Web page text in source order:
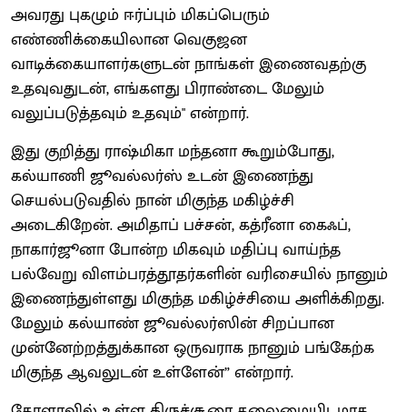
அவரது புகழும் ஈர்ப்பும் மிகப்பெரும்
எண்ணிக்கையிலான வெகுஜன
வாடிக்கையாளர்களுடன் நாங்கள் இணைவதற்கு
உதவுவதுடன், எங்களது பிராண்டை மேலும்
வலுப்படுத்தவும் உதவும்" என்றார்.
இது குறித்து ராஷ்மிகா மந்தனா கூறும்போது,
கல்யாணி ஜூவல்லர்ஸ் உடன் இணைந்து
செயல்படுவதில் நான் மிகுந்த மகிழ்ச்சி
அடைகிறேன். அமிதாப் பச்சன், கத்ரீனா கைஃப்,
நாகார்ஜூனா போன்ற மிகவும் மதிப்பு வாய்ந்த
பல்வேறு விளம்பரத்தூதர்களின் வரிசையில் நானும்
இணைந்துள்ளது மிகுந்த மகிழ்ச்சியை அளிக்கிறது.
மேலும் கல்யாண் ஜூவல்லர்ஸின் சிறப்பான
முன்னேற்றத்துக்கான ஒருவராக நானும் பங்கேற்க
மிகுந்த ஆவலுடன் உள்ளேன்” என்றார்.